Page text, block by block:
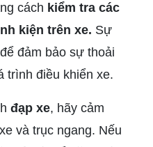
cách kiểm tra các
kiện trên xe. Sự
đảm bảo sự thoải
trình điều khiển xe.
đạp xe, hãy cảm
và trục ngang. Nếu